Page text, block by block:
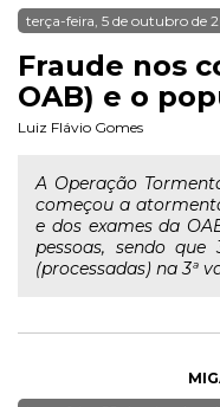
terça-feira, 5 de outubro de
Fraude nos
OAB) e o
Luiz Flávio Gomes
A Operação
começou a
e dos exames da
pessoas, sendo
(processadas) na 3ª